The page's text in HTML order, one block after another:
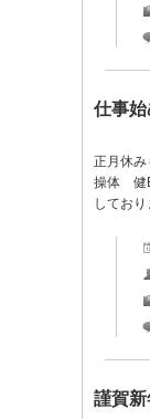
仕事始
正月休み
操体 健
してお
謹賀新